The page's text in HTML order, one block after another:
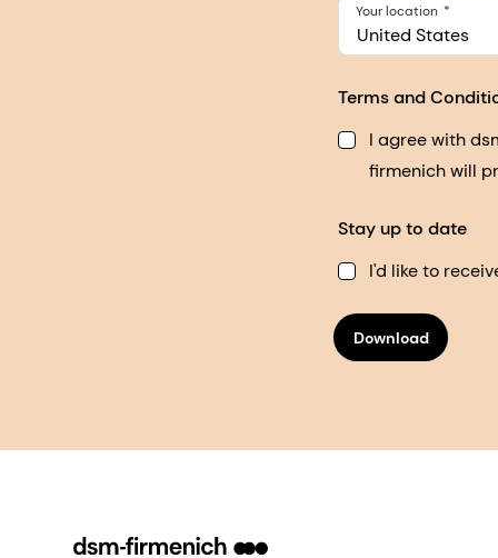
United States
Your location
Terms and
I agree with
firmenich will
Stay up to date
I'd like to
Download